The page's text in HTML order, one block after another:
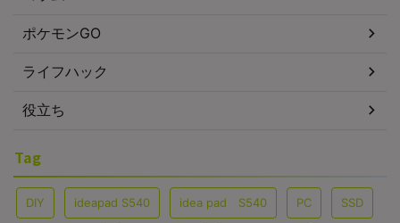
ポケモンGO
ライフハック
役立ち
Tag
DIY ideapad S540 idea pad S540 PC SSD